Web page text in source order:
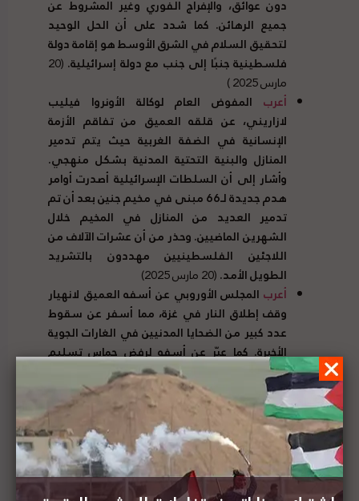
دون عوائق، والإفراج الفوري وغير المشروط عن
جميع الرهائن. كما شدد على أن الحل الوحيد
لتحقيق السلام في الشرق الأوسط هو إقامة دولة
فلسطينية جنبًا إلى جنب مع دولة إسرائيلية. (20
مارس 2025 )
أعرب المفوض العام لوكالة الأونروا فيليب
لازاريني، عن قلقه العميق من تفاقم الأزمة
الإنسانية في الضفة الغربية حيث يتم تدمير
المنازل والبنية التحتية المدنية بشكل منهجي.
وأشار إلى أن السلطات الإسرائيلية أصدرت أوامر
هدم جديدة لـ66 مبنى في مخيم جنين بعد أن تم
تدمير العديد من المنازل في المخيم خلال
الشهرين الماضيين. وحذر من أن عشرات الآلاف من
اللاجئين الفلسطينيين مهددون بالتشريد
الطويل الأمد.(20 مارس 2025)
أعرب المجلس الأوروبي عن أسفه العميق لانهيار
وقف إطلاق النار في غزة، مما أسفر عن سقوط
عدد كبير من الضحايا المدنيين في الغارات الجوية
الأخيرة. كما عبّر عن أسفه لرفض حماس تسليم
الرهائن المتبقين، مشددًا على ضرورة العودة
الفورية إلى التنفيذ الكامل لاتفاق وقف إطلاق
النار، وإطلاق سراح جميع الرهائن، ووقف الأعمال
العدائية بشكل دائم. كما رحب المجلس بخطة
الإنعاش وإعادة الإعمار العربية، معربًا عن
استعداده للتعاون مع الشركاء العرب والدوليين
لتنفيذها، وجدد التزامه الراسخ بحل الدولتين.
(20